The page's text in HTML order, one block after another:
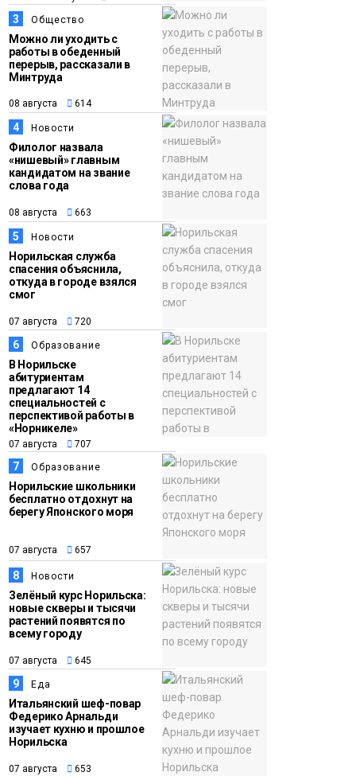
15:11
07 августа
Спорт
Игрок ФК «Норильск»
Артём Антошкин
помог сборной России
взять золото в
футзальном турнире
3 Общество
Можно ли уходить с
работы в обеденный
перерыв, рассказали в
Минтруда
08 августа 614
4 Новости
Филолог назвала
«нишевый» главным
кандидатом на звание
слова года
08 августа 663
5 Новости
Норильская служба
спасения объяснила,
откуда в городе взялся
смог
07 августа 720
6 Образование
В Норильске
абитуриентам
предлагают 14
специальностей с
перспективой работы в
«Норникеле»
07 августа 707
7 Образование
Норильские школьники
бесплатно отдохнут на
берегу Японского моря
07 августа 657
8 Новости
Зелёный курс Норильска:
новые скверы и тысячи
растений появятся по
всему городу
07 августа 645
9 Еда
Итальянский шеф-повар
Федерико Арнальди
изучает кухню и прошлое
Норильска
07 августа 653